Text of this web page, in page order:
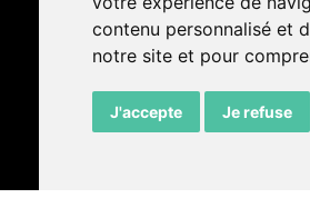
contenu personnalisé et
notre site et pour
J'accepte Je refuse